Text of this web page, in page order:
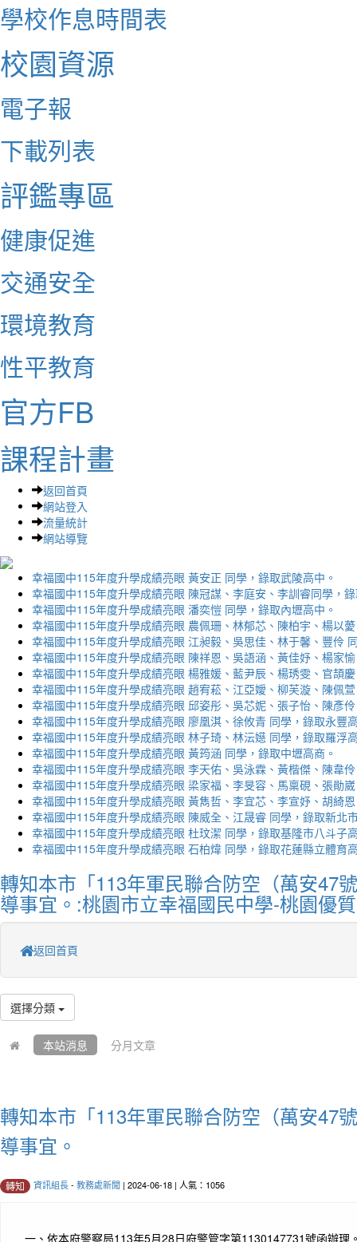
學校作息時間表
校園資源
電子報
下載列表
評鑑專區
健康促進
交通安全
環境教育
性平教育
官方FB
課程計畫
返回首頁
網站登入
流量統計
網站導覽
幸福國中115年度升學成績亮眼 黃安正 同學，錄取武陵高中。
幸福國中115年度升學成績亮眼 陳冠謀、李庭安、李訓睿同學，
幸福國中115年度升學成績亮眼 潘奕愷 同學，錄取內壢高中。
幸福國中115年度升學成績亮眼 農佩珊、林郁芯、陳柏宇、楊以
幸福國中115年度升學成績亮眼 江昶毅、吳思佳、林于馨、豐伶
幸福國中115年度升學成績亮眼 陳祥恩、吳語涵、黃佳妤、楊家
幸福國中115年度升學成績亮眼 楊雅媛、藍尹辰、楊琇雯、官頡
幸福國中115年度升學成績亮眼 趙宥菘、江亞嬡、柳芙漩、陳佩
幸福國中115年度升學成績亮眼 邱姿彤、吳芯妮、張子怡、陳彥
幸福國中115年度升學成績亮眼 廖凰淇、徐攸青 同學，錄取永豐
幸福國中115年度升學成績亮眼 林子琦、林沄嬨 同學，錄取羅浮
幸福國中115年度升學成績亮眼 黃筠涵 同學，錄取中壢高商。
幸福國中115年度升學成績亮眼 李天佑、吳泳霖、黃楷傑、陳韋
幸福國中115年度升學成績亮眼 梁家福、李旻容、馬稟硯、張勛
幸福國中115年度升學成績亮眼 黃雋哲、李宜芯、李宣妤、胡綺
幸福國中115年度升學成績亮眼 陳威全、江晟睿 同學，錄取新北
幸福國中115年度升學成績亮眼 杜玟潔 同學，錄取基隆市八斗子
幸福國中115年度升學成績亮眼 石柏煒 同學，錄取花蓮縣立體育
轉知本市「113年軍民聯合防空（萬安47
導事宜。:桃園市立幸福國民中學-桃園優
返回首頁
選擇分類
本站消息 分月文章
轉知本市「113年軍民聯合防空（萬安47
導事宜。
轉知 資訊組長- 教務處新聞 | 2024-06-18 | 人氣：1056
一、 依本府警察局113年5月28日府警管字第1130147731號函辦理